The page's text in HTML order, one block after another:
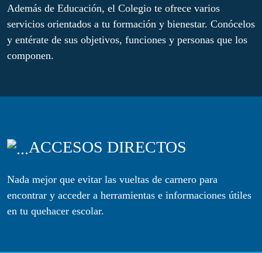
Además de Educación, el Colegio te ofrece varios
servicios orientados a tu formación y bienestar. Conócelos
y entérate de sus objetivos, funciones y personas que los
componen.
ACCESOS DIRECTOS
Nada mejor que evitar las vueltas de carnero para
encontrar y acceder a herramientas e informaciones útiles
en tu quehacer escolar.